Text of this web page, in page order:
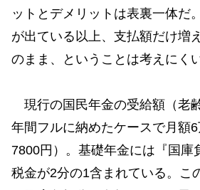
ットとデメリットは表裏一体だ
が出ている以上、支払額だけ増
のまま、ということは考えにくい
現行の国民年金の受給額（老
年間フルに納めたケースで月額
7800円）。基礎年金には『国庫
税金が2分の1含まれている。こ